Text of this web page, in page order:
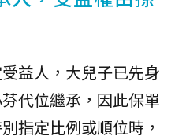
益人，大兒子已先身
代位繼承，因此保單
指定比例或順位時，